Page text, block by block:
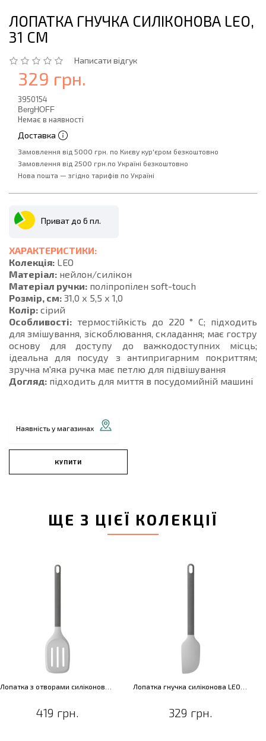
ЛОПАТКА ГНУЧКА СИЛІКОНОВА LEO,
31 СМ
Написати відгук
329 грн.
3950154
BergHOFF
Немає в наявності
Доставка
Замовлення від 5000 грн. по Києву кур'єром безкоштовно
Замовлення від 2500 грн.по Україні безкоштовно
Нова пошта — згідно тарифів по Україні
Приват до 6 пл.
ХАРАКТЕРИСТИКИ:
Колекція: LEO
Матеріал: нейлон/силікон
Матеріал ручки: поліпропілен soft-touch
Розмір, см: 31,0 х 5,5 х 1,0
Колір: сірий
Особливості: термостійкість до 220 ° C; підходить
для змішування, зіскоблювання, складання; має гостру
основу для доступу до важкодоступних місць;
ідеальна для посуду з антипригарним покриттям;
зручна м'яка ручка має петлю для підвішування
Догляд: підходить для миття в посудомийній машині
Наявність у магазинах
КУПИТИ
ЩЕ З ЦІЄЇ КОЛЕКЦІЇ
419 грн. 329 грн.